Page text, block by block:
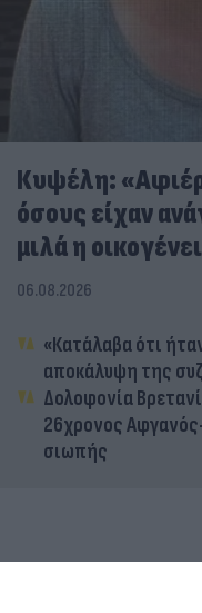
Κυψέλη:
όσους είχαν
μιλά η
06.08.2026
«Κατάλαβα ότι
αποκάλυψη της
Δολοφονία
26χρονος
σιωπής